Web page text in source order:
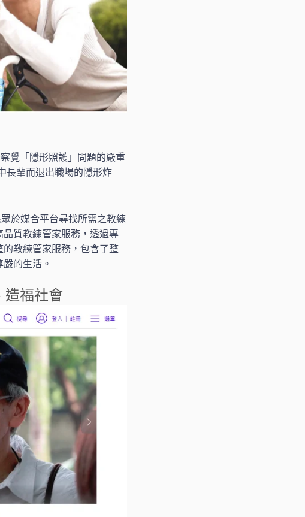
覺「隱形照護」問題的嚴重
長輩而退出職場的隱形炸
於媒合平台尋找所需之教練
質教練管家服務，透過專
教練管家服務，包含了整
的生活。
造福社會